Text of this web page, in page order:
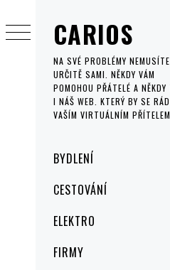
CARIOS
NA SVÉ PROBLÉMY
URČITĚ SAMI. NĚKDY VÁM
POMOHOU PŘÁTELÉ A NĚKDY
I NÁŠ WEB. KTERÝ BY SE
VAŠÍM VIRTUÁLNÍM PŘÍTELEM.
MenuBYDLENÍ
CESTOVÁNÍ
ELEKTRO
FIRMY
to
content